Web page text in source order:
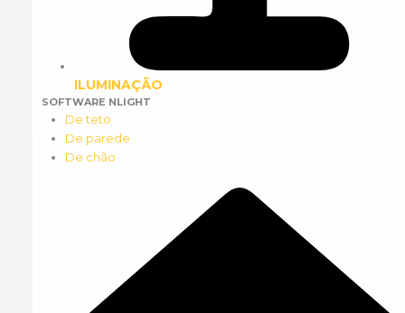
ILUMINAÇÃO
SOFTWARE NLIGHT
De teto
De parede
De chão